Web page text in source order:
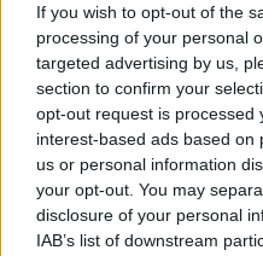
If you wish to opt-out of the
processing of your personal
targeted advertising by us,
section to confirm your
opt-out request is processed
interest-based ads based on
us or personal information
your opt-out. You may
disclosure of your personal
IAB’s list of downstream
Aggius
amate